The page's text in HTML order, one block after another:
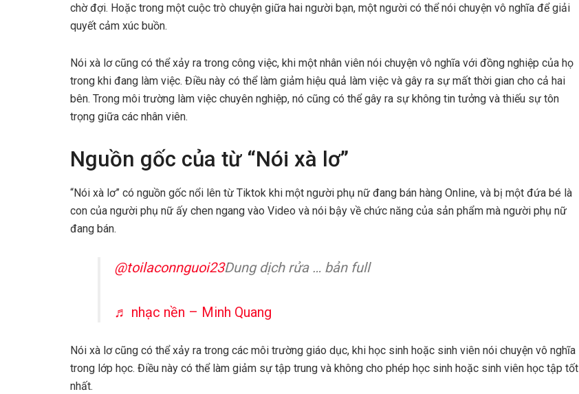
chờ đợi. Hoặc trong một cuộc trò chuyện giữa hai người bạn, một người có thể nói chuyện vô nghĩa để giải
quyết cảm xúc buồn.
Nói xà lơ cũng có thể xảy ra trong công việc, khi một nhân viên nói chuyện vô nghĩa với đồng nghiệp của họ
trong khi đang làm việc. Điều này có thể làm giảm hiệu quả làm việc và gây ra sự mất thời gian cho cả hai
bên. Trong môi trường làm việc chuyên nghiệp, nó cũng có thể gây ra sự không tin tưởng và thiếu sự tôn
trọng giữa các nhân viên.
Nguồn gốc của từ “Nói xà lơ”
“Nói xà lơ” có nguồn gốc nổi lên từ Tiktok khi một người phụ nữ đang bán hàng Online, và bị một đứa bé là
con của người phụ nữ ấy chen ngang vào Video và nói bậy về chức năng của sản phẩm mà người phụ nữ
đang bán.
@toilaconnguoi23Dung dịch rửa … bản full
♬ nhạc nền – Minh Quang
Nói xà lơ cũng có thể xảy ra trong các môi trường giáo dục, khi học sinh hoặc sinh viên nói chuyện vô nghĩa
trong lớp học. Điều này có thể làm giảm sự tập trung và không cho phép học sinh hoặc sinh viên học tập tốt
nhất.